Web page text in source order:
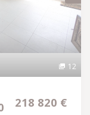
12
218 820 €